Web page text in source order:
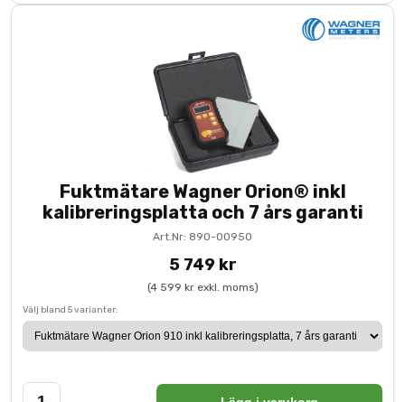
Fuktmätare Wagner Orion® inkl
kalibreringsplatta och 7 års garanti
Art.Nr: 890-00950
5 749 kr
(4 599 kr exkl. moms)
Välj bland 5 varianter: